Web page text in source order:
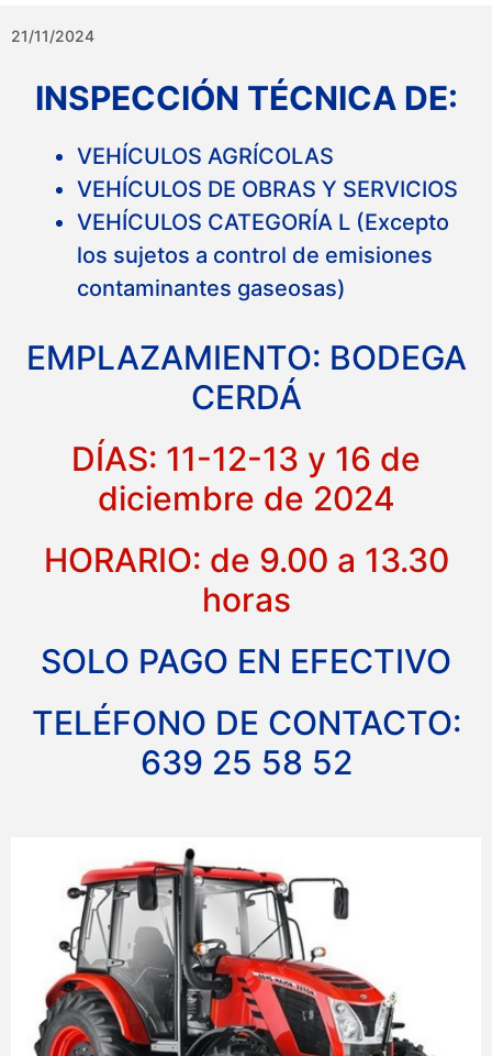
21/11/2024
INSPECCIÓN TÉCNICA DE:
VEHÍCULOS AGRÍCOLAS
VEHÍCULOS DE OBRAS Y SERVICIOS
VEHÍCULOS CATEGORÍA L (Excepto
los sujetos a control de emisiones
contaminantes gaseosas)
EMPLAZAMIENTO: BODEGA
CERDÁ
DÍAS: 11-12-13 y 16 de
diciembre de 2024
HORARIO: de 9.00 a 13.30
horas
SOLO PAGO EN EFECTIVO
TELÉFONO DE CONTACTO:
639 25 58 52